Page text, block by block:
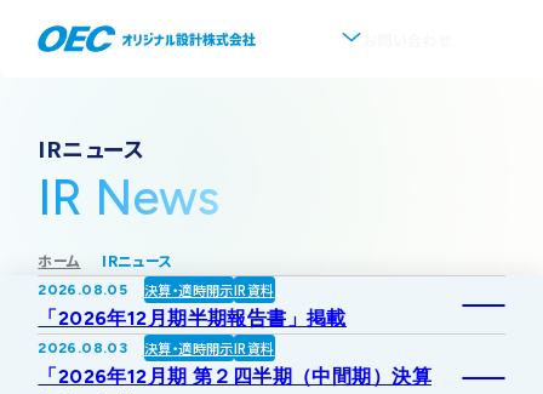
会社概要
代表挨拶
沿革
事業紹介
事業一覧
上水道
IR情報
IRトップ
新着情報
IRニュース
IR News
ホーム IRニュース
2026.08.05 決算・適時開示IR資料
「2026年12月期半期報告書」掲載
2026.08.03 決算・適時開示IR資料
「2026年12月期 第２四半期（中間期）決算